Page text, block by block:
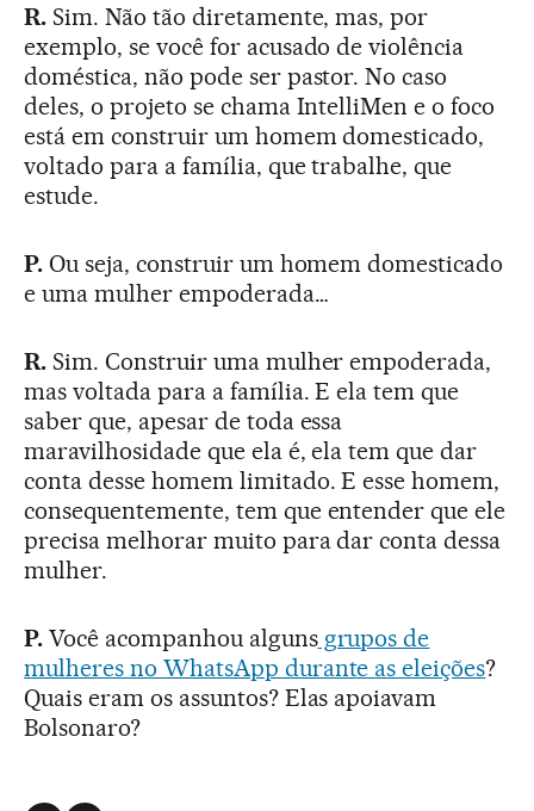
R.Sim. Não tão diretamente, mas, por
exemplo, se você for acusado de violência
doméstica, não pode ser pastor. No caso
deles, o projeto se chama IntelliMen e o foco
está em construir um homem domesticado,
voltado para a família, que trabalhe, que
estude.
P.Ou seja, construir um homem domesticado
e uma mulher empoderada…
R.Sim. Construir uma mulher empoderada,
mas voltada para a família. E ela tem que
saber que, apesar de toda essa
maravilhosidade que ela é, ela tem que dar
conta desse homem limitado. E esse homem,
consequentemente, tem que entender que ele
precisa melhorar muito para dar conta dessa
mulher.
P.Você acompanhou algunsgrupos de
mulheres no WhatsApp durante as eleições?
Quais eram os assuntos? Elas apoiavam
Bolsonaro?